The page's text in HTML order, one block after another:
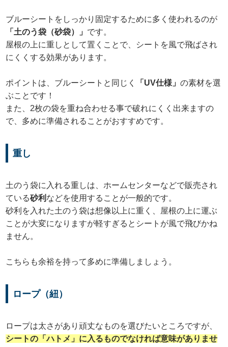
ブルーシートをしっかり固定するために多く使われるのが
「土のう袋（砂袋）」 です。
屋根の上に重しとして置くことで、シートを風で飛ばされ
にくくする効果があります。
ポイントは、ブルーシートと同じく 「UV仕様」の素材を選
ぶことです！
また、2枚の袋を重ね合わせる事で破れにくく出来ますの
で、多めに準備されることがおすすめです。
重し
土のう袋に入れる重しは、ホームセンターなどで販売され
ている砂利 などを使用することが一般的です。
砂利を入れた土のう袋は想像以上に重く、屋根の上に運ぶ
ことが大変になりますが軽すぎるとシートが風で飛びかね
ません。
こちらも余裕を持って多めに準備しましょう。
ロープ（紐）
ロープは太さがあり頑丈なものを選びたいところですが、
シートの「ハトメ」に入るものでなければ意味がありませ